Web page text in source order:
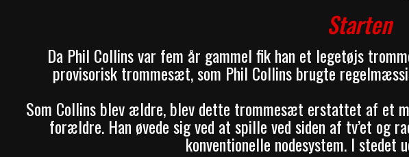
Starten
Da Phil Collins var fem år gammel fik han et legetøjs
provisorisk trommesæt, som Phil Collins brugte
Som Collins blev ældre, blev dette trommesæt erstattet af et
forældre. Han øvede sig ved at spille ved siden af tv’et
konventionelle nodesystem. I stedet